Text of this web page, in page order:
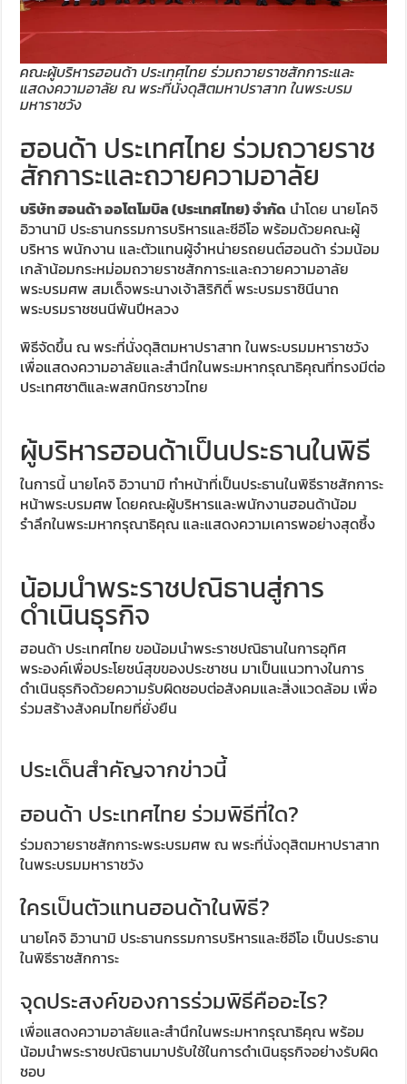
คณะผู้บริหารฮอนด้า ประเทศไทย ร่วมถวายราชสักการะและ
แสดงความอาลัย ณ พระที่นั่งดุสิตมหาปราสาท ในพระบรม
มหาราชวัง
ฮอนด้า ประเทศไทย ร่วมถวายราช
สักการะและถวายความอาลัย
บริษัท ฮอนด้า ออโตโมบิล (ประเทศไทย) จำกัด นำโดย นายโคจิ
อิวานามิ ประธานกรรมการบริหารและซีอีโอ พร้อมด้วยคณะผู้
บริหาร พนักงาน และตัวแทนผู้จำหน่ายรถยนต์ฮอนด้า ร่วมน้อม
เกล้าน้อมกระหม่อมถวายราชสักการะและถวายความอาลัย
พระบรมศพ สมเด็จพระนางเจ้าสิริกิติ์ พระบรมราชินีนาถ
พระบรมราชชนนีพันปีหลวง
พิธีจัดขึ้น ณ พระที่นั่งดุสิตมหาปราสาท ในพระบรมมหาราชวัง
เพื่อแสดงความอาลัยและสำนึกในพระมหากรุณาธิคุณที่ทรงมีต่อ
ประเทศชาติและพสกนิกรชาวไทย
ผู้บริหารฮอนด้าเป็นประธานในพิธี
ในการนี้ นายโคจิ อิวานามิ ทำหน้าที่เป็นประธานในพิธีราชสักการะ
หน้าพระบรมศพ โดยคณะผู้บริหารและพนักงานฮอนด้าน้อม
รำลึกในพระมหากรุณาธิคุณ และแสดงความเคารพอย่างสุดซึ้ง
น้อมนำพระราชปณิธานสู่การ
ดำเนินธุรกิจ
ฮอนด้า ประเทศไทย ขอน้อมนำพระราชปณิธานในการอุทิศ
พระองค์เพื่อประโยชน์สุขของประชาชน มาเป็นแนวทางในการ
ดำเนินธุรกิจด้วยความรับผิดชอบต่อสังคมและสิ่งแวดล้อม เพื่อ
ร่วมสร้างสังคมไทยที่ยั่งยืน
ประเด็นสำคัญจากข่าวนี้
ฮอนด้า ประเทศไทย ร่วมพิธีที่ใด?
ร่วมถวายราชสักการะพระบรมศพ ณ พระที่นั่งดุสิตมหาปราสาท
ในพระบรมมหาราชวัง
ใครเป็นตัวแทนฮอนด้าในพิธี?
นายโคจิ อิวานามิ ประธานกรรมการบริหารและซีอีโอ เป็นประธาน
ในพิธีราชสักการะ
จุดประสงค์ของการร่วมพิธีคืออะไร?
เพื่อแสดงความอาลัยและสำนึกในพระมหากรุณาธิคุณ พร้อม
น้อมนำพระราชปณิธานมาปรับใช้ในการดำเนินธุรกิจอย่างรับผิด
ชอบ